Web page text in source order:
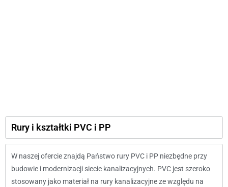
Rury i kształtki PVC i PP
W naszej ofercie znajdą Państwo rury PVC i PP niezbędne przy
budowie i modernizacji siecie kanalizacyjnych. PVC jest szeroko
stosowany jako materiał na rury kanalizacyjne ze względu na